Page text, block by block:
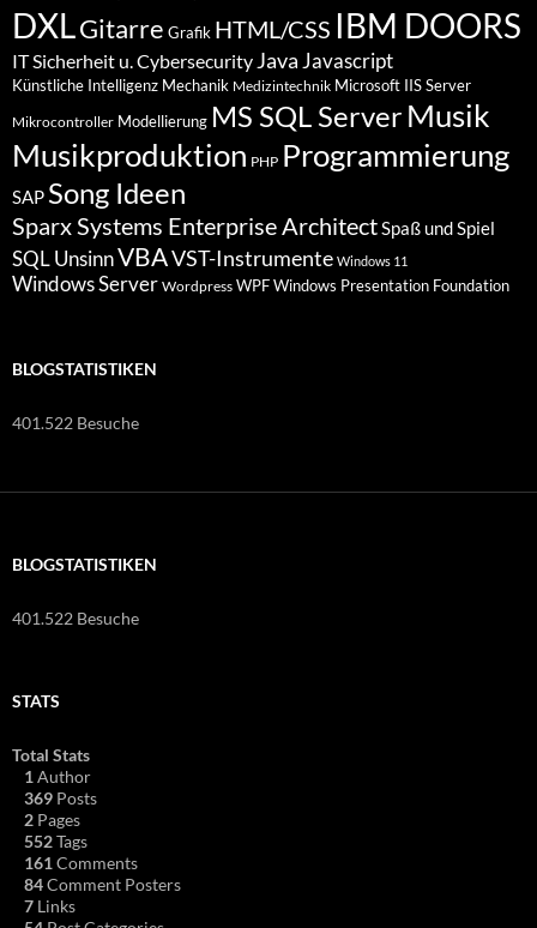
DXLGitarre Grafik HTML/CSS IBM DOORS
IT Sicherheit u. Cybersecurity Java Javascript
Künstliche Intelligenz Mechanik Medizintechnik Microsoft IIS Server
Mikrocontroller Modellierung MS SQL Server Musik
Musikproduktion PHP Programmierung
SAP Song Ideen
Sparx Systems Enterprise ArchitectSpaß und Spiel
SQL UnsinnVBAVST-Instrumente Windows 11
Windows Server Wordpress WPF Windows Presentation Foundation
BLOGSTATISTIKEN
401.522 Besuche
BLOGSTATISTIKEN
401.522 Besuche
STATS
Total Stats
1 Author
369 Posts
2 Pages
552Tags
161 Comments
84Comment Posters
7 Links